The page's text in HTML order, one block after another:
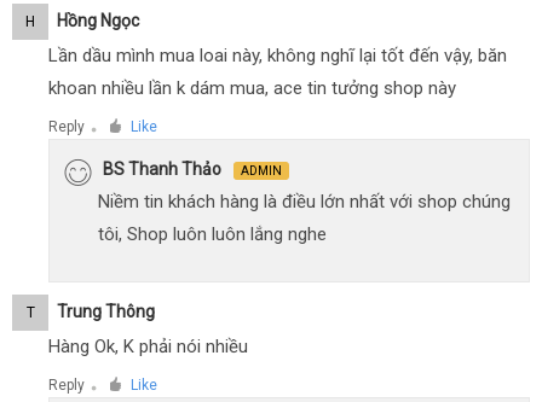
H Hồng Ngọc
Lần dầu mình mua loai này, không nghĩ lại tốt đến vậy, băn
khoan nhiều lần k dám mua, ace tin tưởng shop này
Reply ● Like
BS Thanh Thảo ADMIN
Niềm tin khách hàng là điều lớn nhất với shop chúng
tôi, Shop luôn luôn lắng nghe
T Trung Thông
Hàng Ok, K phải nói nhiều
Reply ● Like